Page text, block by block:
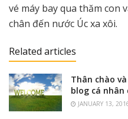
vé máy bay qua thăm con
chân đến nước Úc xa xôi.
Related articles
Thân chào
blog cá nhân
JANUARY 13,